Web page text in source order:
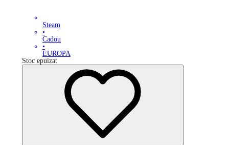
Steam
•
Cadou
•
EUROPA
Stoc epuizat